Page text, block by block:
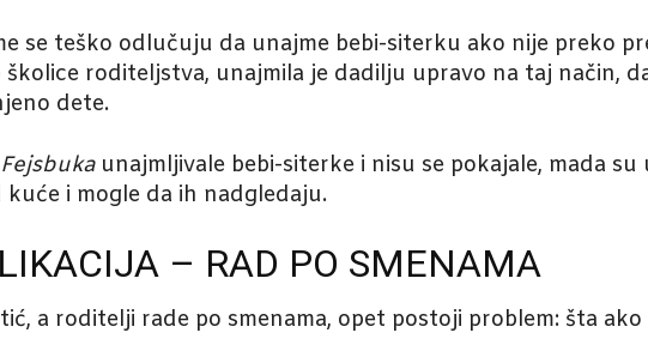
se teško odlučuju da unajme bebi-siterku ako nije preko
roditeljstva, unajmila je dadilju upravo na taj način,
dete.
Fejsbukaunajmljivale bebi-siterke i nisu se pokajale, mada
i mogle da ih nadgledaju.
– RAD PO SMENAMA
a roditelji rade po smenama, opet postoji problem: šta